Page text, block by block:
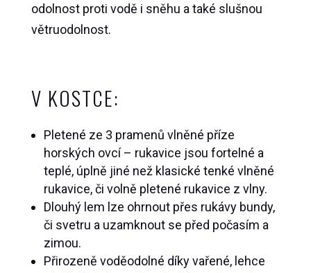
odolnost proti vodě i sněhu a také slušnou
větruodolnost.
V KOSTCE:
Pletené ze 3 pramenů vlněné příze
horských ovcí – rukavice jsou fortelné a
teplé, úplně jiné než klasické tenké vlněné
rukavice, či volně pletené rukavice z vlny.
Dlouhý lem lze ohrnout přes rukávy bundy,
či svetru a uzamknout se před počasím a
zimou.
Přirozeně voděodolné díky vařené, lehce